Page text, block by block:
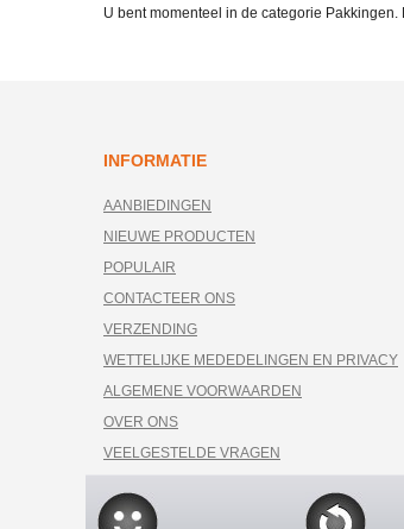
U bent momenteel in de categorie
INFORMATIE
AANBIEDINGEN
NIEUWE PRODUCTEN
POPULAIR
CONTACTEER ONS
VERZENDING
WETTELIJKE MEDEDELINGEN EN PRIVACY
ALGEMENE VOORWAARDEN
OVER ONS
VEELGESTELDE VRAGEN